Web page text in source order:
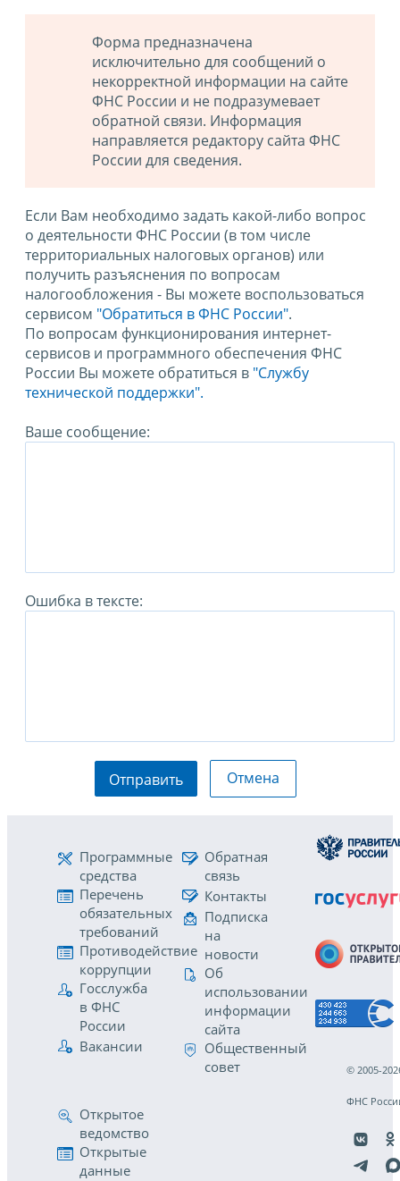
Форма предназначена
исключительно для сообщений о
некорректной информации на сайте
ФНС России и не подразумевает
обратной связи. Информация
направляется редактору сайта ФНС
России для сведения.
Если Вам необходимо задать какой-либо вопрос
о деятельности ФНС России (в том числе
территориальных налоговых органов) или
получить разъяснения по вопросам
налогообложения - Вы можете воспользоваться
сервисом "Обратиться в ФНС России".
По вопросам функционирования интернет-
сервисов и программного обеспечения ФНС
России Вы можете обратиться в "Службу
технической поддержки".
Ваше сообщение:
Ошибка в тексте:
Отправить Отмена
Программные
средства
Перечень
обязательных
требований
Противодействие
коррупции
Госслужба
в ФНС
России
Вакансии
Обратная
связь
Контакты
Подписка
на
новости
Об
использовании
информации
сайта
Общественный
совет
Открытое
ведомство
Открытые
данные
© 2005-
ФНС